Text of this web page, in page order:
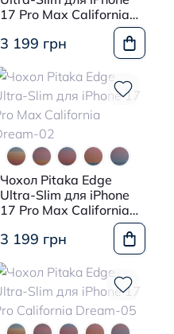
17 Pro Max California
3 199 грн
Чохол Pitaka Edge
Ultra-Slim для iPhone
17 Pro Max California
3 199 грн